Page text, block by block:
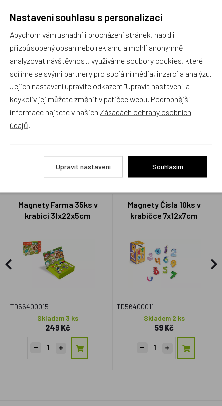
Recenze
Produkt zatím nemá žádné hodnocení,buďte první, kdo
produkt ohodnotí!
Přidat hodnocení
Alternativní zboží
Magnety Farma 35ks v
krabici 31x22x5cm
TD56400015
Skladem 3 ks
249 Kč
Magnety Čísla 10ks v
krabičce 7x12x7cm
TD56400011
Skladem 2 ks
59 Kč
Nastavení souhlasu s personalizací
Abychom vám usnadnili procházení stránek, nabídli
přizpůsobený obsah nebo reklamu a mohli anonymně
analyzovat návštěvnost, využíváme soubory cookies, které
sdílíme se svými partnery pro sociální média, inzerci a analýzu.
Jejich nastavení upravíte odkazem "Upravit nastavení" a
kdykoliv jej můžete změnit v patičce webu. Podrobnější
informace najdete v našich Zásadách ochrany osobních
údajů
Upravit nastavení Souhlasím